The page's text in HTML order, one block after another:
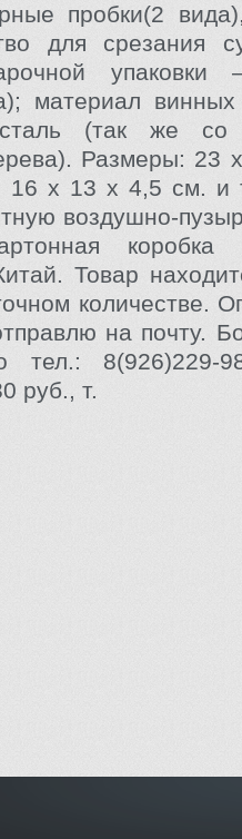
пробки(2
для срезания
упаковки
материал винных
(так же со
Размеры: 23
х 13 х 4,5 см. и
воздушно-
коробка
Товар
количестве.
на почту.
тел.: 8(926)229-
руб., т.